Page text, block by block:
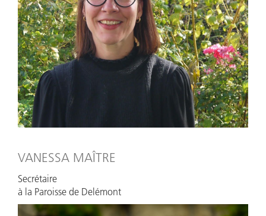
VANESSA MAÎTRE
Secrétaire
à la Paroisse de Delémont